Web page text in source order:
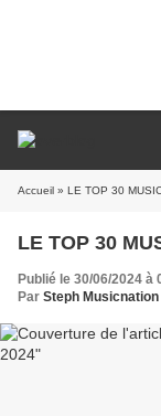
Accueil » LE TOP 30
LE TOP 30
Publié le 30/06/2024 à
Par Steph Musicnation